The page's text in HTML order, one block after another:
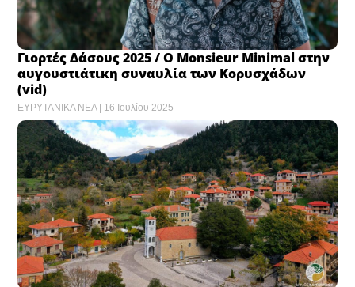
Γιορτές Δάσους 2025 / Ο Monsieur Minimal στην
αυγουστιάτικη συναυλία των Κορυσχάδων
(vid)
ΕΥΡΥΤΑΝΙΚΑ ΝΕΑ 16 Ιουλίου 2025